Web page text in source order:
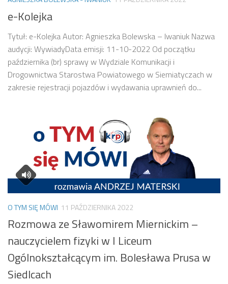
e-Kolejka
Tytuł: e-Kolejka Autor: Agnieszka Bolewska – Iwaniuk Nazwa
audycji: WywiadyData emisji: 11-10-2022 Od początku
października (br) sprawy w Wydziale Komunikacji i
Drogownictwa Starostwa Powiatowego w Siemiatyczach w
zakresie rejestracji pojazdów i wydawania uprawnień do...
O TYM SIĘ MÓWI 11 PAŹDZIERNIKA 2022
Rozmowa ze Sławomirem Miernickim –
nauczycielem fizyki w I Liceum
Ogólnokształcącym im. Bolesława Prusa w
Siedlcach